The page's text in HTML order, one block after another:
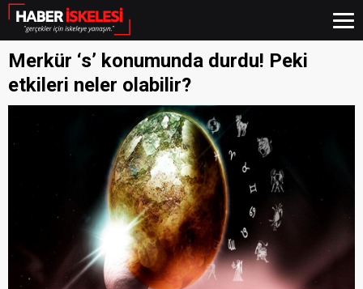
Merkür ‘s’ konumunda durdu! Peki
etkileri neler olabilir?